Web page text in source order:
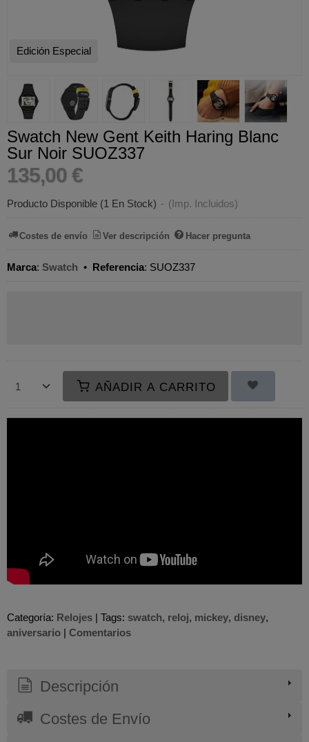
Edición Especial
Swatch New Gent Keith Haring Blanc
Sur Noir SUOZ337
135,00 €
Producto Disponible (1 En Stock) - (Imp. Incluidos)
Costes de envío Ver descripción Hacer pregunta
Marca: Swatch • Referencia: SUOZ337
AÑADIR A CARRITO
Categoría: Relojes | Tags: swatch reloj mickey disney
aniversario | Comentarios
Descripción
Costes de Envío